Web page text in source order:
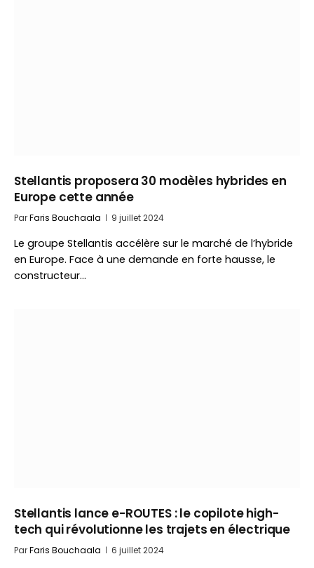
Stellantis proposera 30 modèles hybrides en
Europe cette année
ParFaris Bouchaala 9 juillet 2024
Le groupe Stellantis accélère sur le marché de l’hybride
en Europe. Face à une demande en forte hausse, le
constructeur…
Stellantis lance e-ROUTES : le copilote high-
tech qui révolutionne les trajets en électrique
ParFaris Bouchaala 6 juillet 2024